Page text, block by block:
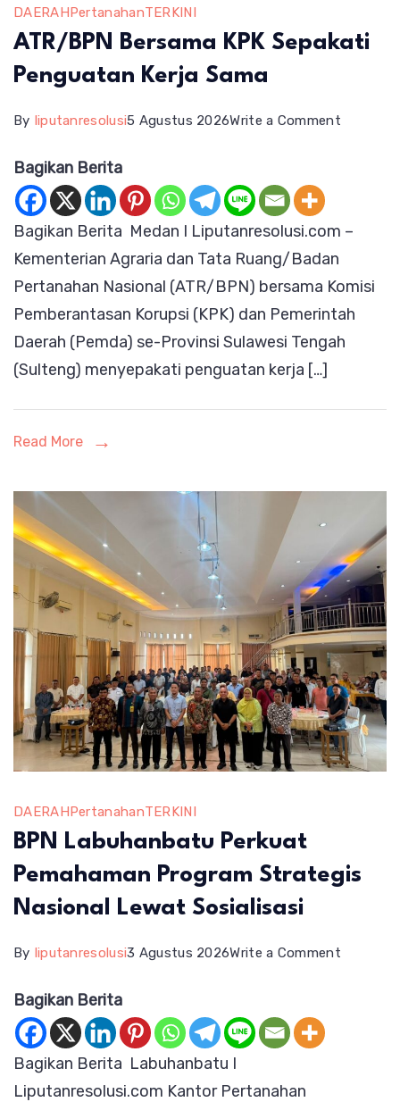
DAERAH PertanahanTERKINI
ATR/BPN Bersama KPK Sepakati
Penguatan Kerja Sama
By liputanresolusi5 Agustus 2026Write a Commenton
Sepakati
Kerja
Sama
Bagikan Berita
Bagikan Berita Medan I Liputanresolusi.com –
Kementerian Agraria dan Tata Ruang/Badan
Pertanahan Nasional (ATR/BPN) bersama Komisi
Pemberantasan Korupsi (KPK) dan Pemerintah
Daerah (Pemda) se-Provinsi Sulawesi Tengah
(Sulteng) menyepakati penguatan kerja […]
Read More
DAERAHPertanahanTERKINI
BPN Labuhanbatu Perkuat
Pemahaman Program Strategis
Nasional Lewat Sosialisasi
By liputanresolusi3 Agustus 2026Write a Commenton
Bagikan Berita
Bagikan Berita Labuhanbatu I
Liputanresolusi.com Kantor Pertanahan